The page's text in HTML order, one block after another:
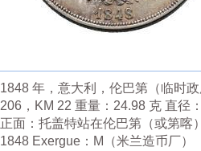
1848 年，意大利，伦巴第（临时
206，KM 22 重量：24.98 克 直径
正面：托盖特站在伦巴第（或第喀
1848 Exergue：M（米兰造币厂）